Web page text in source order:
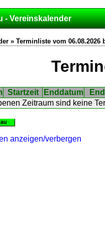
- Vereinskalender
» Terminliste vom 06.08.2026
Startzeit Enddatum
Zeitraum sind keine
anzeigen/verbergen